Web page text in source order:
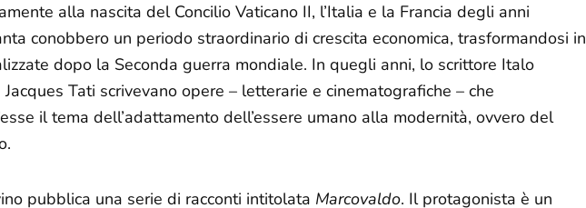
alla nascita del Concilio Vaticano II, l’Italia e la Francia degli anni
conobbero un periodo straordinario di crescita economica, trasformandosi in
dopo la Seconda guerra mondiale. In quegli anni, lo scrittore Italo
Tati scrivevano opere – letterarie e cinematografiche – che
il tema dell’adattamento dell’essere umano alla modernità, ovvero del
.
pubblica una serie di racconti intitolata Marcovaldo. Il protagonista è un